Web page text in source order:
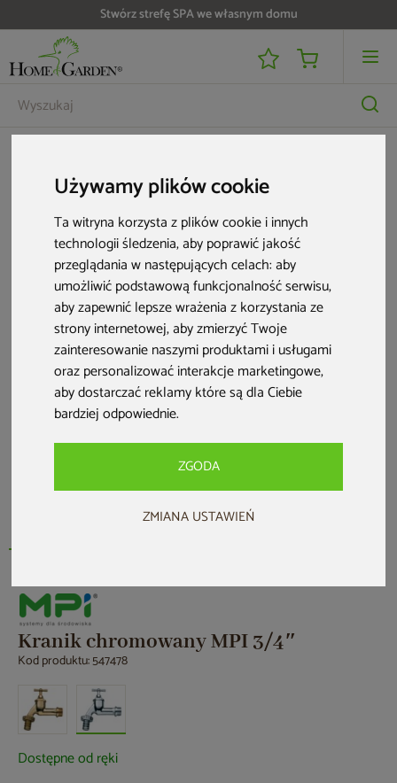
Używamy plików cookie
Ta witryna korzysta z plików cookie i innych
technologii śledzenia, aby poprawić jakość
przeglądania w następujących celach:aby
umożliwić podstawową funkcjonalność serwisu,
aby zapewnić lepsze wrażenia z korzystania ze
strony internetowej,aby zmierzyć Twoje
zainteresowanie naszymi produktami i usługami
oraz personalizować interakcje marketingowe,
aby dostarczać reklamy które są dla Ciebie
bardziej odpowiednie.
ZGODA
ZMIANA USTAWIEŃ
Stwórz strefę SPA we własnym domu
Kranik chromowany MPI 3/4″
Kod produktu: 547478
Dostępne od ręki